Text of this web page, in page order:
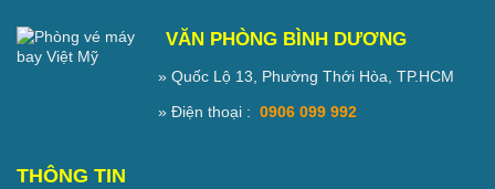
VĂN PHÒNG BÌNH DƯƠNG
» Quốc Lộ 13, Phường Thới Hòa, TP.HCM
» Điện thoại : 0906 099 992
THÔNG TIN